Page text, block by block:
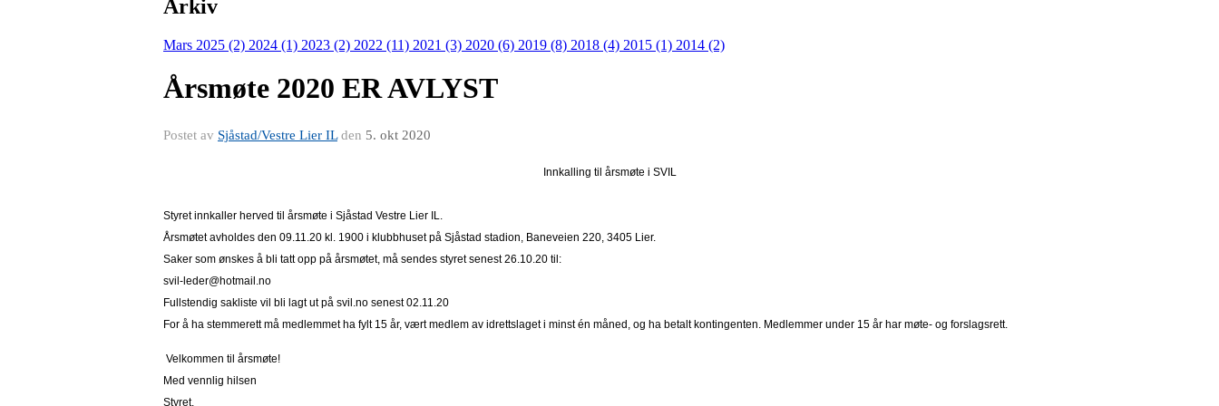
Arkiv
Mars 2025 (2) 2024 (1) 2023 (2) 2022 (11) 2021 (3) 2020 (6) 2019 (8) 2018 (4) 2015 (1) 2014 (2)
Årsmøte 2020 ER AVLYST
Postet av Sjåstad/Vestre Lier ILden 5. okt 2020
Innkalling til årsmøte i SVIL
Styret innkaller herved til årsmøte i Sjåstad Vestre Lier IL.
Årsmøtet avholdes den 09.11.20 kl. 1900 i klubbhuset på Sjåstad stadion, Baneveien 220, 3405 Lier.
Saker som ønskes å bli tatt opp på årsmøtet, må sendes styret senest 26.10.20 til:
svil-leder@hotmail.no
Fullstendig sakliste vil bli lagt ut på svil.no senest 02.11.20
For å ha stemmerett må medlemmet ha fylt 15 år, vært medlem av idrettslaget i minst én måned, og ha betalt kontingenten. Medlemmer under 15 år har møte- og forslagsrett.
Velkommen til årsmøte!
Med vennlig hilsen
Styret.